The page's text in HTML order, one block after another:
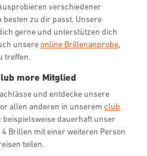
verschiedener
besten zu dir passt. Unsere
gerne und unterstützen dich
unsereonline Brillenanprobe
treffen.
more Mitglied
und entdecke unsere
allen anderen in unserem club
beispielsweise dauerhaft unser
Brillen mit einer weiteren Person
teilen.